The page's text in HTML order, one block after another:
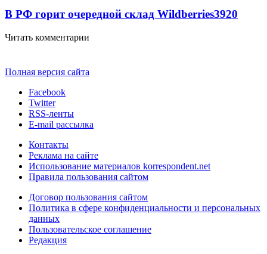
В РФ горит очередной склад Wildberries3920
Читать комментарии
Полная версия сайта
Facebook
Twitter
RSS-ленты
E-mail рассылка
Контакты
Реклама на сайте
Использование материалов korrespondent.net
Правила пользования сайтом
Договор пользования сайтом
Политика в сфере конфиденциальности и персональных
данных
Пользовательское соглашение
Редакция